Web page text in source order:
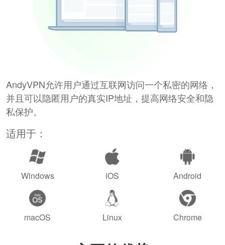
AndyVPN允许用户通过互联网访问一个私密的网络，
并且可以隐匿用户的真实IP地址，提高网络安全和隐
私保护。
适用于：
Windows iOS Android
macOS Linux Chrome